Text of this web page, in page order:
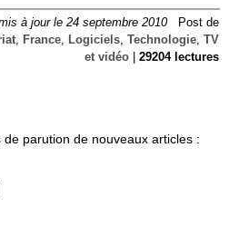
à jour le 24 septembre 2010
Post de
, France, Logiciels, Technologie, TV
et vidéo
29204 lectures
parution de nouveaux articles :